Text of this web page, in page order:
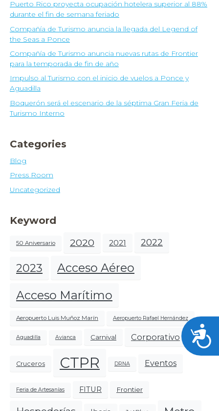
Puerto Rico proyecta ocupación hotelera superior al 88%
durante el fin de semana feriado
Compañía de Turismo anuncia la llegada del Legend of
the Seas a Ponce
Compañía de Turismo anuncia nuevas rutas de Frontier
para la temporada de fin de año
Impulso al Turismo con el inicio de vuelos a Ponce y
Aguadilla
Boquerón será el escenario de la séptima Gran Feria de
Turismo Interno
Categories
Blog
Press Room
Uncategorized
Keyword
50 Aniversario 2020 2021 2022
2023
Acceso Aéreo
Acceso Marítimo
Aeropuerto Luis Muñoz Marín Aeropuerto Rafael Hernández
Aguadilla Avianca Carnival Corporativo
Cruceros CTPR DRNA Eventos
Feria de Artesanías FITUR Frontier